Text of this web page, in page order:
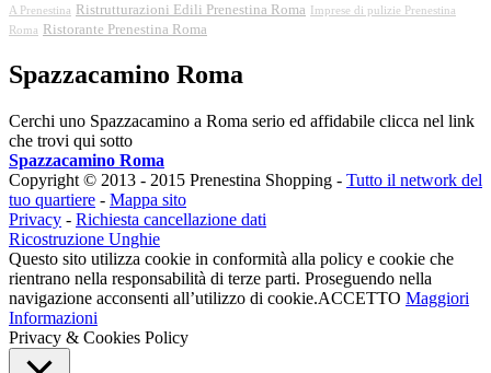
A Prenestina
Ristrutturazioni Edili Prenestina Roma
Imprese di pulizie Prenestina
Roma
Ristorante Prenestina Roma
Spazzacamino Roma
Cerchi uno Spazzacamino a Roma serio ed affidabile clicca nel link
che trovi qui sotto
Spazzacamino Roma
Copyright © 2013 - 2015 Prenestina Shopping - Tutto il network del
tuo quartiere - Mappa sito
Privacy - Richiesta cancellazione dati
Ricostruzione Unghie
Questo sito utilizza cookie in conformità alla policy e cookie che
rientrano nella responsabilità di terze parti. Proseguendo nella
navigazione acconsenti all’utilizzo di cookie.ACCETTO Maggiori
Informazioni
Privacy & Cookies Policy